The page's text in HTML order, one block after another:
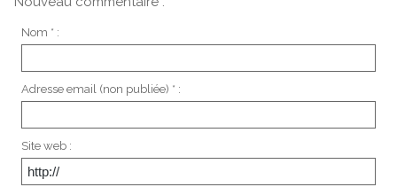
Nom * :
Adresse email (non publiée) * :
Site web :